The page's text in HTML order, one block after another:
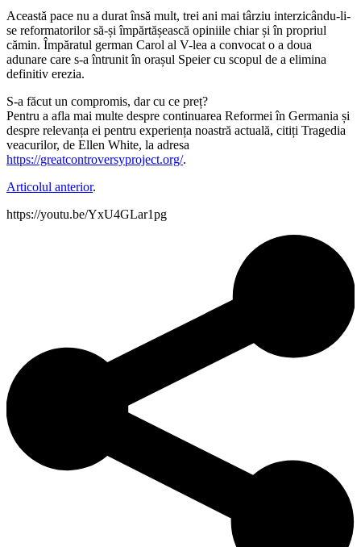
Această pace nu a durat însă mult, trei ani mai târziu interzicându-li-
se reformatorilor să-și împărtășească opiniile chiar și în propriul
cămin. Împăratul german Carol al V-lea a convocat o a doua
adunare care s-a întrunit în orașul Speier cu scopul de a elimina
definitiv erezia.
S-a făcut un compromis, dar cu ce preț?
Pentru a afla mai multe despre continuarea Reformei în Germania și
despre relevanța ei pentru experiența noastră actuală, citiți Tragedia
veacurilor, de Ellen White, la adresa
https://greatcontroversyproject.org/.
Articolul anterior.
https://youtu.be/YxU4GLar1pg